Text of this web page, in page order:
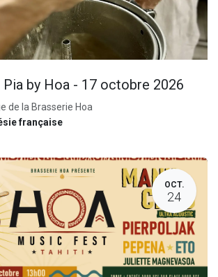
by Hoa - 17 octobre 2026
de la Brasserie Hoa
française
OCT.
24